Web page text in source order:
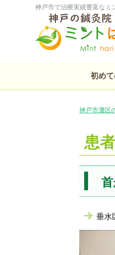
神戸市で治療実績豊富なミ
初め
神戸市灘区
患
垂